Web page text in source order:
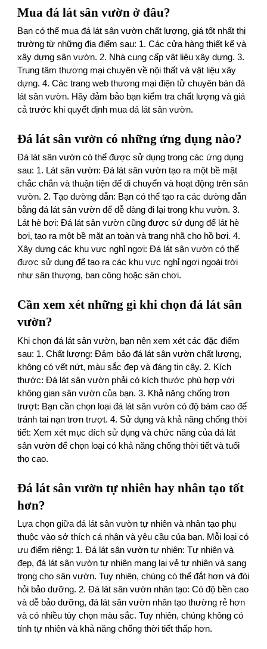
Mua đá lát sân vườn ở đâu?
Bạn có thể mua đá lát sân vườn chất lượng, giá tốt nhất thị
trường từ những địa điểm sau: 1. Các cửa hàng thiết kế và
xây dựng sân vườn. 2. Nhà cung cấp vật liệu xây dựng. 3.
Trung tâm thương mại chuyên về nội thất và vật liệu xây
dựng. 4. Các trang web thương mại điện tử chuyên bán đá
lát sân vườn. Hãy đảm bảo bạn kiểm tra chất lượng và giá
cả trước khi quyết định mua đá lát sân vườn.
Đá lát sân vườn có những ứng dụng nào?
Đá lát sân vườn có thể được sử dụng trong các ứng dụng
sau: 1. Lát sân vườn: Đá lát sân vườn tạo ra một bề mặt
chắc chắn và thuận tiện để di chuyển và hoạt động trên sân
vườn. 2. Tạo đường dẫn: Bạn có thể tạo ra các đường dẫn
bằng đá lát sân vườn để dễ dàng đi lại trong khu vườn. 3.
Lát hè bơi: Đá lát sân vườn cũng được sử dụng để lát hè
bơi, tạo ra một bề mặt an toàn và trang nhã cho hồ bơi. 4.
Xây dựng các khu vực nghỉ ngơi: Đá lát sân vườn có thể
được sử dụng để tạo ra các khu vực nghỉ ngơi ngoài trời
như sân thượng, ban công hoặc sân chơi.
Cần xem xét những gì khi chọn đá lát sân
vườn?
Khi chọn đá lát sân vườn, bạn nên xem xét các đặc điểm
sau: 1. Chất lượng: Đảm bảo đá lát sân vườn chất lượng,
không có vết nứt, màu sắc đẹp và đáng tin cậy. 2. Kích
thước: Đá lát sân vườn phải có kích thước phù hợp với
không gian sân vườn của bạn. 3. Khả năng chống trơn
trượt: Bạn cần chọn loại đá lát sân vườn có độ bám cao để
tránh tai nạn trơn trượt. 4. Sử dụng và khả năng chống thời
tiết: Xem xét mục đích sử dụng và chức năng của đá lát
sân vườn để chọn loại có khả năng chống thời tiết và tuổi
thọ cao.
Đá lát sân vườn tự nhiên hay nhân tạo tốt
hơn?
Lựa chọn giữa đá lát sân vườn tự nhiên và nhân tạo phụ
thuộc vào sở thích cá nhân và yêu cầu của bạn. Mỗi loại có
ưu điểm riêng: 1. Đá lát sân vườn tự nhiên: Tự nhiên và
đẹp, đá lát sân vườn tự nhiên mang lại vẻ tự nhiên và sang
trọng cho sân vườn. Tuy nhiên, chúng có thể đắt hơn và đòi
hỏi bảo dưỡng. 2. Đá lát sân vườn nhân tạo: Có độ bền cao
và dễ bảo dưỡng, đá lát sân vườn nhân tạo thường rẻ hơn
và có nhiều tùy chọn màu sắc. Tuy nhiên, chúng không có
tính tự nhiên và khả năng chống thời tiết thấp hơn.